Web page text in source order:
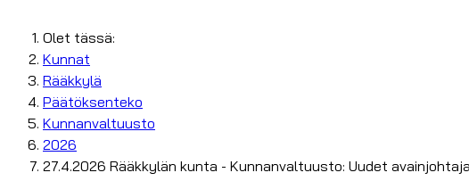
Olet tässä:
Kunnat
Rääkkylä
Päätöksenteko
Kunnanvaltuusto
2026
27.4.2026 Rääkkylän kunta - Kunnanvaltuusto: Uudet